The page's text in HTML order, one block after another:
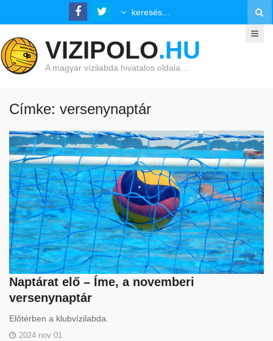
VIZIPOLO.HU
A magyar vízilabda hivatalos oldala…
Címke: versenynaptár
Naptárat elő – Íme, a novemberi
versenynaptár
Előtérben a klubvízilabda.
2024 nov 01